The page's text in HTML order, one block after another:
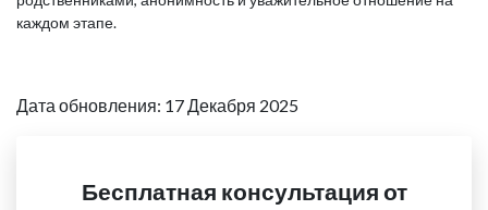
каждом этапе.
Дата обновления: 17 Декабря 2025
Бесплатная консультация от